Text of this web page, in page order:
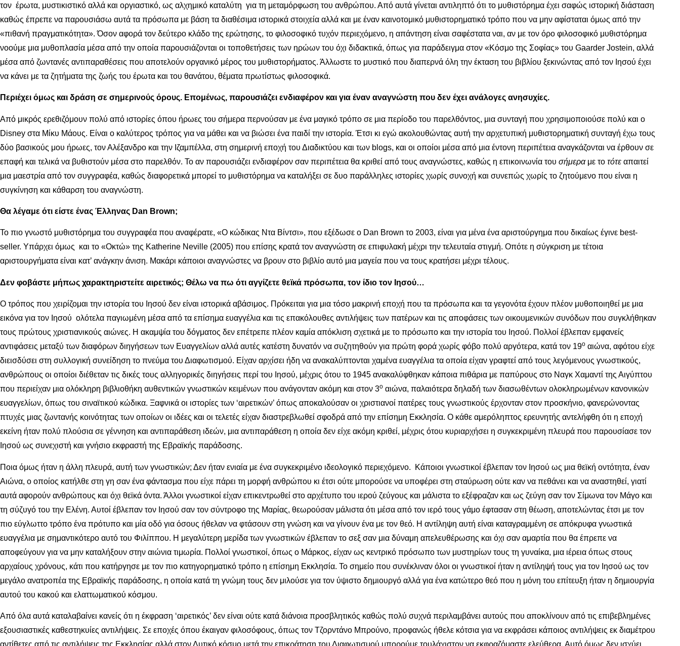
τον έρωτα, μυστικιστικό αλλά και οργιαστικό, ως αλχημικό καταλύτη για τη μεταμόρφωση του ανθρώπου. Από αυτά γίνεται αντιληπτό ότι το μυθιστόρημα έχει σαφώς ιστορική διάσταση
καθώς έπρεπε να παρουσιάσω αυτά τα πρόσωπα με βάση τα διαθέσιμα ιστορικά στοιχεία αλλά και με έναν καινοτομικό μυθιστορηματικό τρόπο που να μην αφίσταται όμως από την
«πιθανή πραγματικότητα». Όσον αφορά τον δεύτερο κλάδο της ερώτησης, το φιλοσοφικό τυχόν περιεχόμενο, η απάντηση είναι σαφέστατα ναι, αν με τον όρο φιλοσοφικό μυθιστόρημα
νοούμε μια μυθοπλασία μέσα από την οποία παρουσιάζονται οι τοποθετήσεις των ηρώων του όχι διδακτικά, όπως για παράδειγμα στον «Κόσμο της Σοφίας» του Gaarder Jostein, αλλά
μέσα από ζωντανές αντιπαραθέσεις που αποτελούν οργανικό μέρος του μυθιστορήματος. Άλλωστε το μυστικό που διαπερνά όλη την έκταση του βιβλίου ξεκινώντας από τον Ιησού έχει
να κάνει με τα ζητήματα της ζωής του έρωτα και του θανάτου, θέματα πρωτίστως φιλοσοφικά.
Περιέχει όμως και δράση σε σημερινούς όρους. Επομένως, παρουσιάζει ενδιαφέρον και για έναν αναγνώστη που δεν έχει ανάλογες ανησυχίες.
Από μικρός ερεθιζόμουν πολύ από ιστορίες όπου ήρωες του σήμερα περνούσαν με ένα μαγικό τρόπο σε μια περίοδο του παρελθόντος, μια συνταγή που χρησιμοποιούσε πολύ και ο
Disney στα Μίκυ Μάους. Είναι ο καλύτερος τρόπος για να μάθει και να βιώσει ένα παιδί την ιστορία. Έτσι κι εγώ ακολουθώντας αυτή την αρχετυπική μυθιστορηματική συνταγή έχω τους
δύο βασικούς μου ήρωες, τον Αλέξανδρο και την Ιζαμπέλλα, στη σημερινή εποχή του Διαδικτύου και των blogs, και οι οποίοι μέσα από μια έντονη περιπέτεια αναγκάζονται να έρθουν σε
επαφή και τελικά να βυθιστούν μέσα στο παρελθόν. Το αν παρουσιάζει ενδιαφέρον σαν περιπέτεια θα κριθεί από τους αναγνώστες, καθώς η επικοινωνία του σήμεραμε το τότε απαιτεί
μια μαεστρία από τον συγγραφέα, καθώς διαφορετικά μπορεί το μυθιστόρημα να καταλήξει σε δυο παράλληλες ιστορίες χωρίς συνοχή και συνεπώς χωρίς το ζητούμενο που είναι η
συγκίνηση και κάθαρση του αναγνώστη.
Θα λέγαμε ότι είστε ένας Έλληνας Dan Brown;
Το πιο γνωστό μυθιστόρημα του συγγραφέα που αναφέρατε, «Ο κώδικας Ντα Βίντσι», που εξέδωσε ο Dan Brown το 2003, είναι για μένα ένα αριστούργημα που δικαίως έγινε best-
seller. Υπάρχει όμως και το «Οκτώ» της Katherine Neville (2005) που επίσης κρατά τον αναγνώστη σε επιφυλακή μέχρι την τελευταία στιγμή. Οπότε η σύγκριση με τέτοια
αριστουργήματα είναι κατ’ ανάγκην άνιση. Μακάρι κάποιοι αναγνώστες να βρουν στο βιβλίο αυτό μια μαγεία που να τους κρατήσει μέχρι τέλους.
Δεν φοβάστε μήπως χαρακτηριστείτε αιρετικός; Θέλω να πω ότι αγγίζετε θεϊκά πρόσωπα, τον ίδιο τον Ιησού…
Ο τρόπος που χειρίζομαι την ιστορία του Ιησού δεν είναι ιστορικά αβάσιμος. Πρόκειται για μια τόσο μακρινή εποχή που τα πρόσωπα και τα γεγονότα έχουν πλέον μυθοποιηθεί με μια
εικόνα για τον Ιησού ολότελα παγιωμένη μέσα από τα επίσημα ευαγγέλια και τις επακόλουθες αντιλήψεις των πατέρων και τις αποφάσεις των οικουμενικών συνόδων που συγκλήθηκαν
τους πρώτους χριστιανικούς αιώνες. Η ακαμψία του δόγματος δεν επέτρεπε πλέον καμία απόκλιση σχετικά με το πρόσωπο και την ιστορία του Ιησού. Πολλοί έβλεπαν εμφανείς
αντιφάσεις μεταξύ των διαφόρων διηγήσεων των Ευαγγελίων αλλά αυτές κατέστη δυνατόν να συζητηθούν για πρώτη φορά χωρίς φόβο πολύ αργότερα, κατά τον 19ο αιώνα, αφότου είχε
διεισδύσει στη συλλογική συνείδηση το πνεύμα του Διαφωτισμού. Είχαν αρχίσει ήδη να ανακαλύπτονται χαμένα ευαγγέλια τα οποία είχαν γραφτεί από τους λεγόμενους γνωστικούς,
ανθρώπους οι οποίοι διέθεταν τις δικές τους αλληγορικές διηγήσεις περί του Ιησού, μέχρις ότου το 1945 ανακαλύφθηκαν κάποια πιθάρια με παπύρους στο Ναγκ Χαμαντί της Αιγύπτου
που περιείχαν μια ολόκληρη βιβλιοθήκη αυθεντικών γνωστικών κειμένων που ανάγονταν ακόμη και στον 3ο αιώνα, παλαιότερα δηλαδή των διασωθέντων ολοκληρωμένων κανονικών
ευαγγελίων, όπως του σιναϊτικού κώδικα. Ξαφνικά οι ιστορίες των ‘αιρετικών’ όπως αποκαλούσαν οι χριστιανοί πατέρες τους γνωστικούς έρχονταν στον προσκήνιο, φανερώνοντας
πτυχές μιας ζωντανής κοινότητας των οποίων οι ιδέες και οι τελετές είχαν διαστρεβλωθεί σφοδρά από την επίσημη Εκκλησία. Ο κάθε αμερόληπτος ερευνητής αντελήφθη ότι η εποχή
εκείνη ήταν πολύ πλούσια σε γέννηση και αντιπαράθεση ιδεών, μια αντιπαράθεση η οποία δεν είχε ακόμη κριθεί, μέχρις ότου κυριαρχήσει η συγκεκριμένη πλευρά που παρουσίασε τον
Ιησού ως συνεχιστή και γνήσιο εκφραστή της Εβραϊκής παράδοσης.
Ποια όμως ήταν η άλλη πλευρά, αυτή των γνωστικών; Δεν ήταν ενιαία με ένα συγκεκριμένο ιδεολογικό περιεχόμενο. Κάποιοι γνωστικοί έβλεπαν τον Ιησού ως μια θεϊκή οντότητα, έναν
Αιώνα, ο οποίος κατήλθε στη γη σαν ένα φάντασμα που είχε πάρει τη μορφή ανθρώπου κι έτσι ούτε μπορούσε να υποφέρει στη σταύρωση ούτε καν να πεθάνει και να αναστηθεί, γιατί
αυτά αφορούν ανθρώπους και όχι θεϊκά όντα. Άλλοι γνωστικοί είχαν επικεντρωθεί στο αρχέτυπο του ιερού ζεύγους και μάλιστα το εξέφραζαν και ως ζεύγη σαν τον Σίμωνα τον Μάγο και
τη σύζυγό του την Ελένη. Αυτοί έβλεπαν τον Ιησού σαν τον σύντροφο της Μαρίας, θεωρούσαν μάλιστα ότι μέσα από τον ιερό τους γάμο έφτασαν στη θέωση, αποτελώντας έτσι με τον
πιο εύγλωττο τρόπο ένα πρότυπο και μία οδό για όσους ήθελαν να φτάσουν στη γνώση και να γίνουν ένα με τον θεό. Η αντίληψη αυτή είναι καταγραμμένη σε απόκρυφα γνωστικά
ευαγγέλια με σημαντικότερο αυτό του Φιλίππου. Η μεγαλύτερη μερίδα των γνωστικών έβλεπαν το σεξ σαν μια δύναμη απελευθέρωσης και όχι σαν αμαρτία που θα έπρεπε να
αποφεύγουν για να μην καταλήξουν στην αιώνια τιμωρία. Πολλοί γνωστικοί, όπως ο Μάρκος, είχαν ως κεντρικό πρόσωπο των μυστηρίων τους τη γυναίκα, μια ιέρεια όπως στους
αρχαίους χρόνους, κάτι που κατήργησε με τον πιο κατηγορηματικό τρόπο η επίσημη Εκκλησία. Το σημείο που συνέκλιναν όλοι οι γνωστικοί ήταν η αντίληψή τους για τον Ιησού ως τον
μεγάλο ανατροπέα της Εβραϊκής παράδοσης, η οποία κατά τη γνώμη τους δεν μιλούσε για τον ύψιστο δημιουργό αλλά για ένα κατώτερο θεό που η μόνη του επίτευξη ήταν η δημιουργία
αυτού του κακού και ελαττωματικού κόσμου.
Από όλα αυτά καταλαβαίνει κανείς ότι η έκφραση ‘αιρετικός’ δεν είναι ούτε κατά διάνοια προσβλητικός καθώς πολύ συχνά περιλαμβάνει αυτούς που αποκλίνουν από τις επιβεβλημένες
εξουσιαστικές καθεστηκυίες αντιλήψεις. Σε εποχές όπου έκαιγαν φιλοσόφους, όπως τον Τζορντάνο Μπρούνο, προφανώς ήθελε κότσια για να εκφράσει κάποιος αντιλήψεις εκ διαμέτρου
αντίθετες από τις αντιλήψεις της Εκκλησίας αλλά στον Δυτικό κόσμο μετά την επικράτηση του Διαφωτισμού μπορούμε τουλάχιστον να εκφραζόμαστε ελεύθερα. Αυτό όμως δεν ισχύει